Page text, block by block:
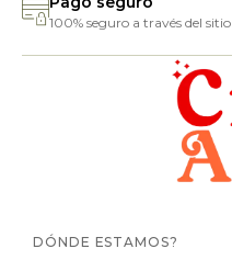
100% seguro a través del sitio
DÓNDE ESTAMOS?